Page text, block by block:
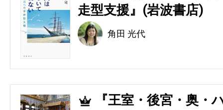
走型支援』(岩波書店)
角田 光代
5
『王室・後宮・奥・